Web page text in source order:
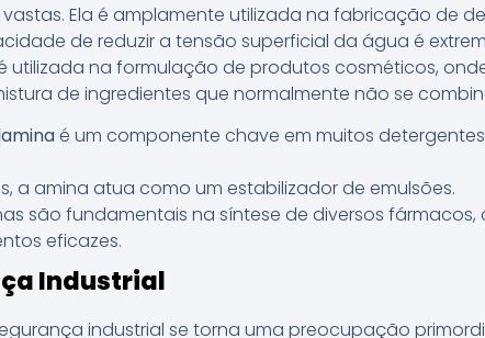
Ela é amplamente utilizada na fabricação de
de reduzir a tensão superficial da água é
utilizada na formulação de produtos cosméticos,
de ingredientes que normalmente não se
é um componente chave em muitos
a amina atua como um estabilizador de emulsões.
são fundamentais na síntese de diversos
eficazes.
Industrial
industrial se torna uma preocupação